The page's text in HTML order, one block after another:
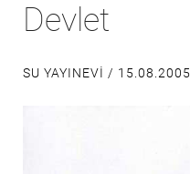
Devlet
SU YAYINEVI / 15.08.2005